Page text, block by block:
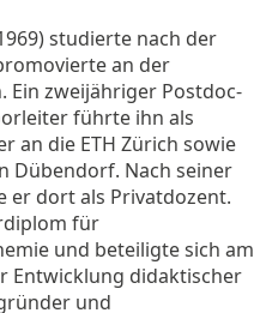
studierte nach der
an der
Ein zweijähriger Postdoc-
führte ihn als
an die ETH Zürich sowie
Dübendorf. Nach seiner
er dort als Privatdozent.
für
und beteiligte sich am
Entwicklung didaktischer
und